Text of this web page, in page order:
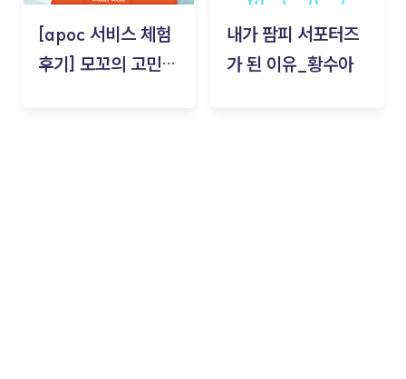
[apoc 서비스 체험
후기] 모꼬의 고민세
내가 팜피 서포터즈
가 된 이유_황수아